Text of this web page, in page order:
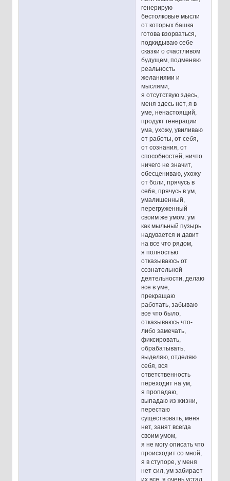
генерирую
бестолковые мысли
от которых башка
готова взорваться,
подкидываю себе
сказки о счастливом
будущем, подменяю
реальность
желаниями и
мыслями,
я отсутствую здесь,
меня здесь нет, я в
уме, ненастоящий,
продукт генерации
ума, ухожу, увиливаю
от работы, от себя,
от сознания, от
способностей, ничто
ничего не значит,
обесцениваю, ухожу
от боли, прячусь в
себя, прячусь в ум,
умалишенный,
перегруженный
своим же умом, ум
как мыльный пузырь
надувается и давит
на все что рядом,
я полностью
отказываюсь от
сознательной
деятельности, делаю
все в уме,
прекращаю
работать, забываю
все что было,
отказываюсь что-
либо замечать,
фиксировать,
обрабатывать,
выделяю, отделяю
себя, вся
ответственность
переходит на ум,
я пропадаю,
выпадаю из жизни,
перестаю
существовать, меня
нет, занят всегда
своим умом,
я не могу описать что
происходит со мной,
я в ступоре, у меня
нет сил, ум забирает
их все, я очень устал,